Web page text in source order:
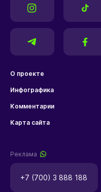
О проекте
Инфографика
Комментарии
Карта сайта
Реклама
+7 (700) 3 888 188